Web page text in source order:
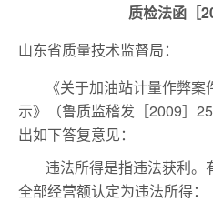
质检法函［
山东省质量技术监督局：
《关于加油站计量作弊
示》（鲁质监稽发［2009］
出如下答复意见：
违法所得是指违法获利
全部经营额认定为违法所得：